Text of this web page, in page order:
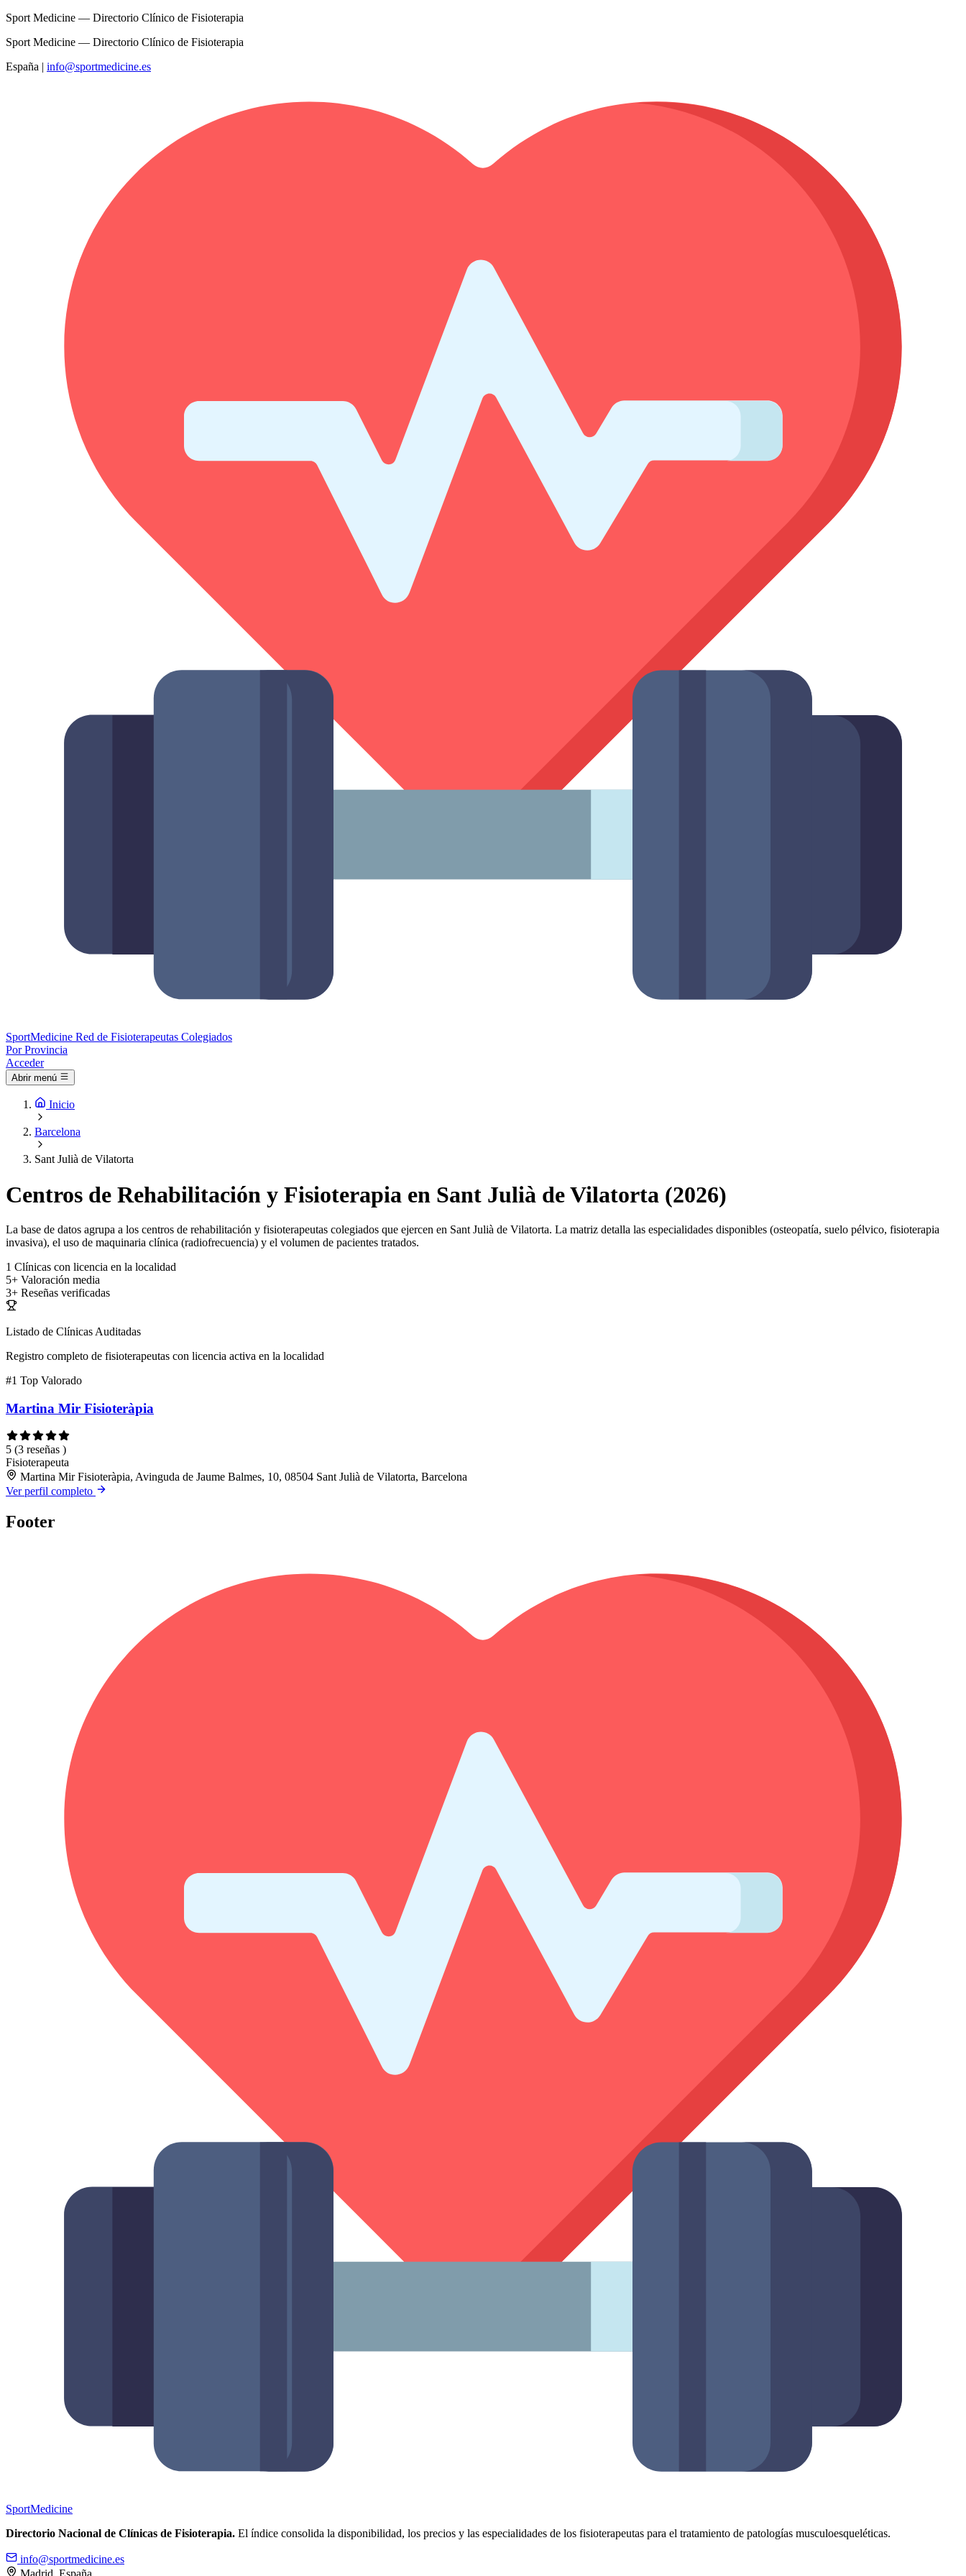
Sport Medicine — Directorio Clínico de Fisioterapia
Sport Medicine — Directorio Clínico de Fisioterapia
España | info@sportmedicine.es
SportMedicine Red de Fisioterapeutas Colegiados
Por Provincia
Acceder
Abrir menú
Inicio
Barcelona
Sant Julià de Vilatorta
Centros de Rehabilitación y Fisioterapia en Sant Julià de Vilatorta (2026)
La base de datos agrupa a los centros de rehabilitación y fisioterapeutas colegiados que ejercen en Sant Julià de Vilatorta. La matriz detalla las especialidades disponibles (osteopatía, suelo pélvico, fisioterapia
invasiva), el uso de maquinaria clínica (radiofrecuencia) y el volumen de pacientes tratados.
1 Clínicas con licencia en la localidad
5+ Valoración media
3+ Reseñas verificadas
Listado de Clínicas Auditadas
Registro completo de fisioterapeutas con licencia activa en la localidad
#1 Top Valorado
Martina Mir Fisioteràpia
5 (3 reseñas )
Fisioterapeuta
Martina Mir Fisioteràpia, Avinguda de Jaume Balmes, 10, 08504 Sant Julià de Vilatorta, Barcelona
Ver perfil completo
Footer
SportMedicine
Directorio Nacional de Clínicas de Fisioterapia. El índice consolida la disponibilidad, los precios y las especialidades de los fisioterapeutas para el tratamiento de patologías musculoesqueléticas.
info@sportmedicine.es